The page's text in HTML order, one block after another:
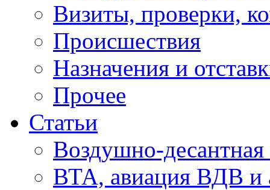
Визиты, проверки,
Происшествия
Назначения и
Прочее
Статьи
Воздушно-десантная
ВТА, авиация ВДВ и